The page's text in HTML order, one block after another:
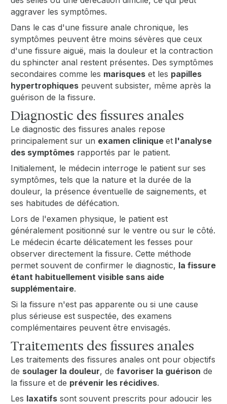
aggraver les symptômes.
Dans le cas d'une fissure anale chronique, les
symptômes peuvent être moins sévères que ceux
d'une fissure aiguë, mais la douleur et la contraction
du sphincter anal restent présentes. Des symptômes
secondaires comme les marisques et les papilles
hypertrophiques peuvent subsister, même après la
guérison de la fissure.
Diagnostic des fissures anales
Le diagnostic des fissures anales repose
principalement sur un examen cliniqueet l'analyse
des symptômes rapportés par le patient.
Initialement, le médecin interroge le patient sur ses
symptômes, tels que la nature et la durée de la
douleur, la présence éventuelle de saignements, et
ses habitudes de défécation.
Lors de l'examen physique, le patient est
généralement positionné sur le ventre ou sur le côté.
Le médecin écarte délicatement les fesses pour
observer directement la fissure. Cette méthode
permet souvent de confirmer le diagnostic, la fissure
étant habituellement visible sans aide
supplémentaire.
Si la fissure n'est pas apparente ou si une cause
plus sérieuse est suspectée, des examens
complémentaires peuvent être envisagés.
Traitements des fissures anales
Les traitements des fissures anales ont pour objectifs
de soulager la douleur, defavoriser la guérison de
la fissure et de prévenir les récidives.
Les laxatifs sont souvent prescrits pour adoucir les